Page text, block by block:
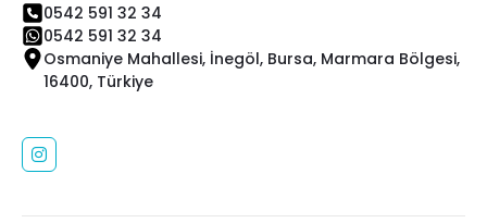
0542 591 32 34
0542 591 32 34
Osmaniye Mahallesi, İnegöl, Bursa, Marmara Bölgesi,
16400, Türkiye